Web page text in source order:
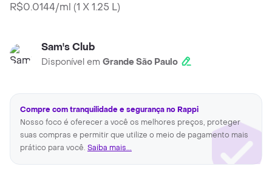
R$0.0144/ml (1 X 1.25 L)
Sam's Club
Disponível em Grande São Paulo
Compre com tranquilidade e segurança no Rappi
Nosso foco é oferecer a você os melhores preços, proteger
suas compras e permitir que utilize o meio de pagamento mais
prático para você. Saiba mais...